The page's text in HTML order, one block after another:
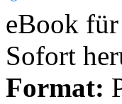
eBook für
Sofort
Format: